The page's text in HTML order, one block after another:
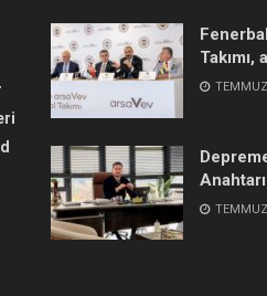
Takımı,